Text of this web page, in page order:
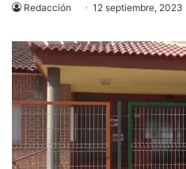
Redacción 12 septiembre, 2023